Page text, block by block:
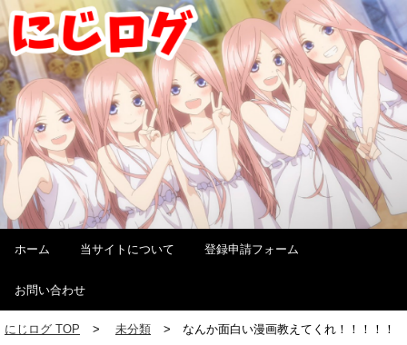
ホーム 当サイトについて 登録申請フォーム
お問い合わせ
にじログ TOP 未分類 なんか面白い漫画教えてくれ！！！！！